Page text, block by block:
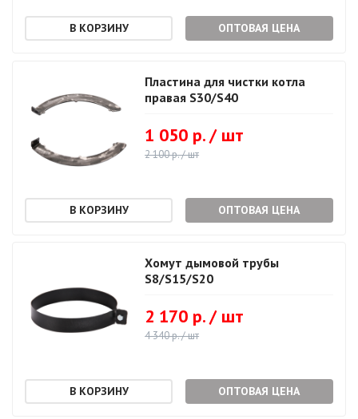
ОПТОВАЯ ЦЕНА
Пластина для чистки котла
правая S30/S40
1 050 р. / шт
2 100 р. / шт
ОПТОВАЯ ЦЕНА
Хомут дымовой трубы
S8/S15/S20
2 170 р. / шт
4 340 р. / шт
ОПТОВАЯ ЦЕНА